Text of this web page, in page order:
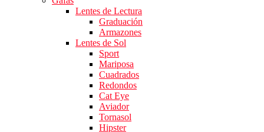
Lentes de Lectura
Graduación
Armazones
Lentes de Sol
Sport
Mariposa
Cuadrados
Redondos
Cat Eye
Aviador
Tornasol
Hipster